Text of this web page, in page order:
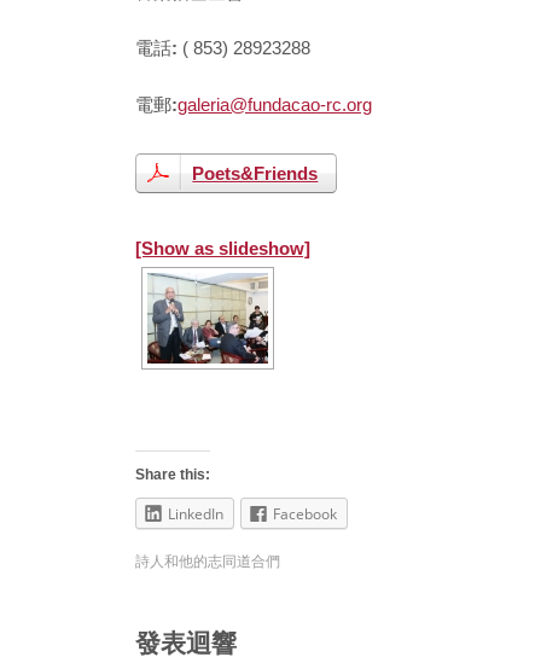
電話: ( 853) 28923288
電郵:galeria@fundacao-rc.org
Poets&Friends
[Show as slideshow]
Share this:
LinkedIn Facebook
詩人和他的志同道合們
發表迴響